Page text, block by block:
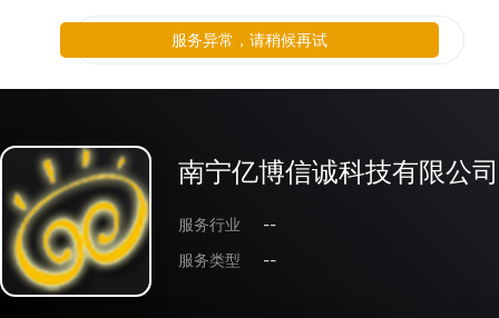
南宁亿博信诚科技有限公司
服务行业
--
服务类型
--
服务异常，请稍候再试